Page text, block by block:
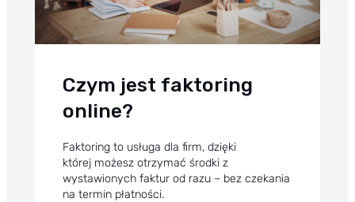
Czym jest faktoring
online?
Faktoring to usługa dla firm, dzięki
której możesz otrzymać środki z
wystawionych faktur od razu – bez czekania
na termin płatności.